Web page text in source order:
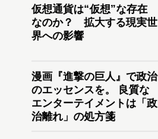
仮想通貨は“仮想”な存在
なのか？ 拡大する現実世
界への影響
漫画『進撃の巨人』で政治
のエッセンスを。 良質な
エンターテイメントは「政
治離れ」の処方箋